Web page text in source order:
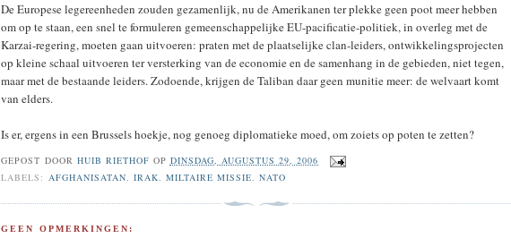
De Europese legereenheden zouden gezamenlijk, nu de Amerikanen ter plekke geen poot meer hebben
om op te staan, een snel te formuleren gemeenschappelijke EU-pacificatie-politiek, in overleg met de
Karzai-regering, moeten gaan uitvoeren: praten met de plaatselijke clan-leiders, ontwikkelingsprojecten
op kleine schaal uitvoeren ter versterking van de economie en de samenhang in de gebieden, niet tegen,
maar met de bestaande leiders. Zodoende, krijgen de Taliban daar geen munitie meer: de welvaart komt
van elders.
Is er, ergens in een Brussels hoekje, nog genoeg diplomatieke moed, om zoiets op poten te zetten?
GEPOST DOOR HUIB RIETHOF OP DINSDAG, AUGUSTUS 29, 2006
LABELS: AFGHANISATAN, IRAK, MILTAIRE MISSIE,NATO
GEEN OPMERKINGEN: